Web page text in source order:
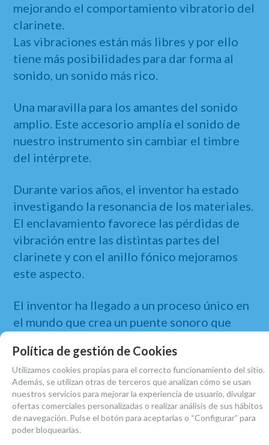
mejorando el comportamiento vibratorio del
clarinete.
Las vibraciones están más libres y por ello
tiene más posibilidades para dar forma al
sonido, un sonido más rico.
Una maravilla para los amantes del sonido
amplio. Este accesorio amplía el sonido de
nuestro instrumento sin cambiar el timbre
del intérprete.
Durante varios años, el inventor ha estado
investigando la resonancia de los materiales.
El enclavamiento favorece las pérdidas de
vibración entre las distintas partes del
clarinete y con el anillo fónico mejoramos
este aspecto.
El inventor ha llegado a un proceso único en
el mundo que crea un puente sonoro que
forma al sonido.
*CADA CAJA CONTIENE 1 ANILLO.
Política de gestión de Cookies
Utilizamos cookies propias para el correcto funcionamiento del sitio.
Además, se utilizan otras de terceros que analizan cómo se usan
nuestros servicios para mejorar la experiencia de usuario, divulgar
ofertas comerciales personalizadas o realizar análisis de sus hábitos
de navegación. Pulse el botón para aceptarlas o “Configurar” para
poder bloquearlas.